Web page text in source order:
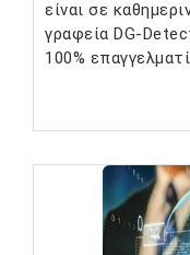
είναι σε
γραφεία DG-
100%